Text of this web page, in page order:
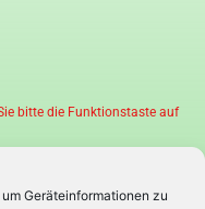
Geräteinformationen zu
bitte die Funktionstaste auf